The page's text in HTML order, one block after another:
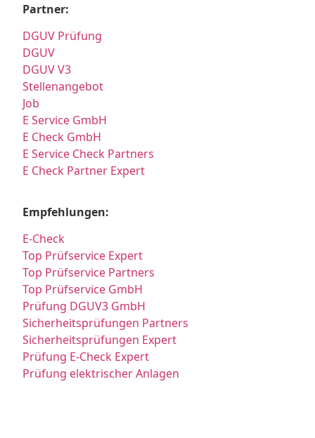
Partner:
DGUV Prüfung
DGUV
DGUV V3
Stellenangebot
Job
E Service GmbH
E Check GmbH
E Service Check Partners
E Check Partner Expert
Empfehlungen:
E-Check
Top Prüfservice Expert
Top Prüfservice Partners
Top Prüfservice GmbH
Prüfung DGUV3 GmbH
Sicherheitsprüfungen Partners
Sicherheitsprüfungen Expert
Prüfung E-Check Expert
Prüfung elektrischer Anlagen